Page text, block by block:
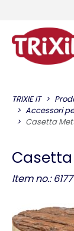
TRIXIE IT
Accessori
Casetta
Item no.: